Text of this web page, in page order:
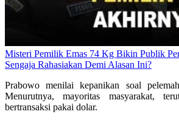
Misteri Pemilik Emas 74 Kg Bikin Publik
Sengaja Rahasiakan Demi Alasan Ini?
Prabowo menilai kepanikan soal
Menurutnya, mayoritas masyarakat,
bertransaksi pakai dolar.